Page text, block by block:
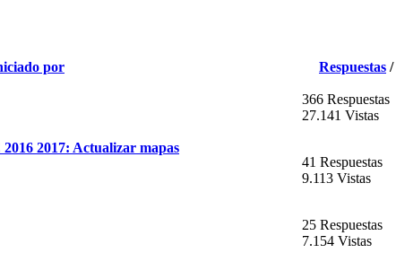
por Respuestas /
366 Respuestas
27.141 Vistas
2017: Actualizar mapas
41 Respuestas
9.113 Vistas
25 Respuestas
7.154 Vistas